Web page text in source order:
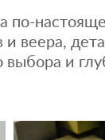
веера,
выбора и